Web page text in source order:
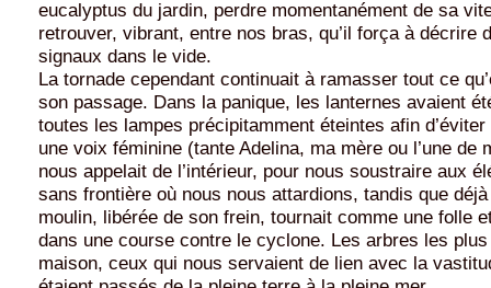
eucalyptus du jardin, perdre momentanément de sa
retrouver, vibrant, entre nos bras, qu’il força à décrire
signaux dans le vide.
La tornade cependant continuait à ramasser tout ce
son passage. Dans la panique, les lanternes avaient
toutes les lampes précipitamment éteintes afin
une voix féminine (tante Adelina, ma mère ou l’une
nous appelait de l’intérieur, pour nous soustraire aux
sans frontière où nous nous attardions, tandis que
moulin, libérée de son frein, tournait comme une folle
dans une course contre le cyclone. Les arbres les
maison, ceux qui nous servaient de lien avec la